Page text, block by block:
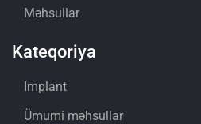
Məhsullar
Kateqoriya
Implant
Ümumi məhsullar